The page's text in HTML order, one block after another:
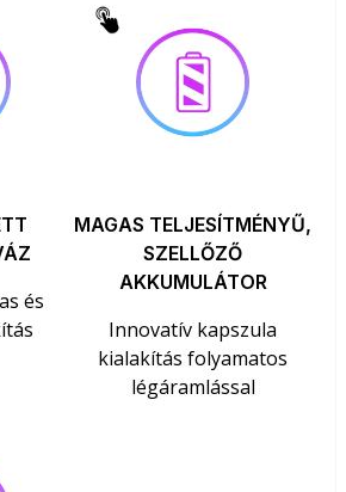
és
MAGAS TELJESÍTMÉNYŰ,
SZELLŐZŐ
AKKUMULÁTOR
Innovatív kapszula
kialakítás folyamatos
légáramlással